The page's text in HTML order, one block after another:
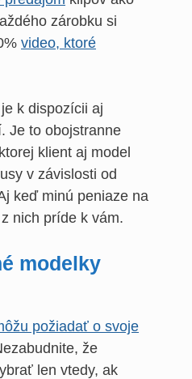
zárobku si
video, ktoré
k dispozícii aj
Je to obojstranne
klient aj model
v závislosti od
keď minú peniaze na
nich príde k vám.
modelky
požiadať o svoje
že
len vtedy, ak